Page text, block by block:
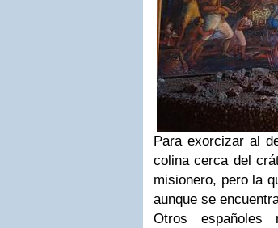
Para exorcizar al
colina cerca del
misionero, pero la
aunque se
Otros españoles